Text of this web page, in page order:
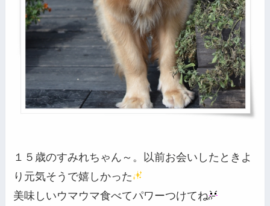
１５歳のすみれちゃん～。以前お会いしたときよ
り元気そうで嬉しかった
美味しいウマウマ食べてパワーつけてね